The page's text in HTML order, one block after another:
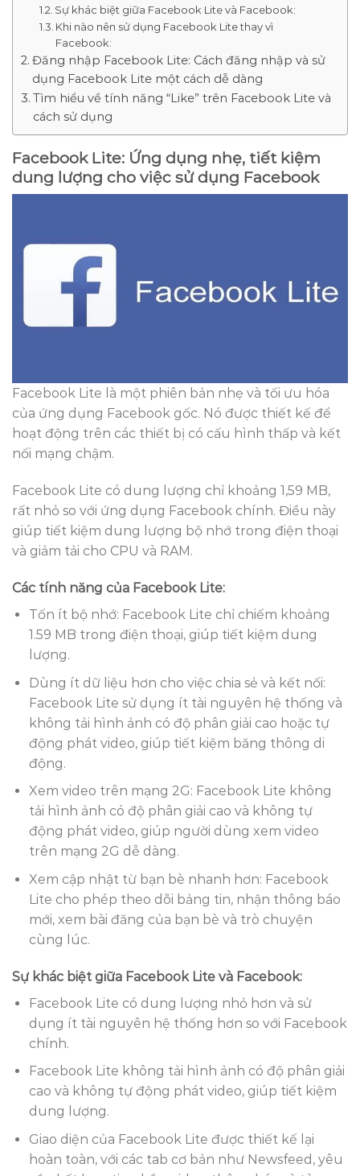
Sự khác biệt giữa Facebook Lite và Facebook:
Khi nào nên sử dụng Facebook Lite thay vì
Facebook:
Đăng nhập Facebook Lite: Cách đăng nhập và sử
dụng Facebook Lite một cách dễ dàng
Tìm hiểu về tính năng “Like” trên Facebook Lite và
cách sử dụng
Facebook Lite: Ứng dụng nhẹ, tiết kiệm
dung lượng cho việc sử dụng Facebook
Facebook Lite là một phiên bản nhẹ và tối ưu hóa
của ứng dụng Facebook gốc. Nó được thiết kế để
hoạt động trên các thiết bị có cấu hình thấp và kết
nối mạng chậm.
Facebook Lite có dung lượng chỉ khoảng 1,59 MB,
rất nhỏ so với ứng dụng Facebook chính. Điều này
giúp tiết kiệm dung lượng bộ nhớ trong điện thoại
và giảm tải cho CPU và RAM.
Các tính năng của Facebook Lite:
Tốn ít bộ nhớ: Facebook Lite chỉ chiếm khoảng
1.59 MB trong điện thoại, giúp tiết kiệm dung
lượng.
Dùng ít dữ liệu hơn cho việc chia sẻ và kết nối:
Facebook Lite sử dụng ít tài nguyên hệ thống và
không tải hình ảnh có độ phân giải cao hoặc tự
động phát video, giúp tiết kiệm băng thông di
động.
Xem video trên mạng 2G: Facebook Lite không
tải hình ảnh có độ phân giải cao và không tự
động phát video, giúp người dùng xem video
trên mạng 2G dễ dàng.
Xem cập nhật từ bạn bè nhanh hơn: Facebook
Lite cho phép theo dõi bảng tin, nhận thông báo
mới, xem bài đăng của bạn bè và trò chuyện
cùng lúc.
Sự khác biệt giữa Facebook Lite và Facebook:
Facebook Lite có dung lượng nhỏ hơn và sử
dụng ít tài nguyên hệ thống hơn so với Facebook
chính.
Facebook Lite không tải hình ảnh có độ phân giải
cao và không tự động phát video, giúp tiết kiệm
dung lượng.
Giao diện của Facebook Lite được thiết kế lại
hoàn toàn, với các tab cơ bản như Newsfeed, yêu